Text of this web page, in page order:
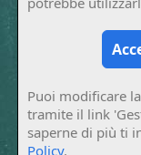
Puoi modificare
tramite il link
saperne di più ti
Policy.